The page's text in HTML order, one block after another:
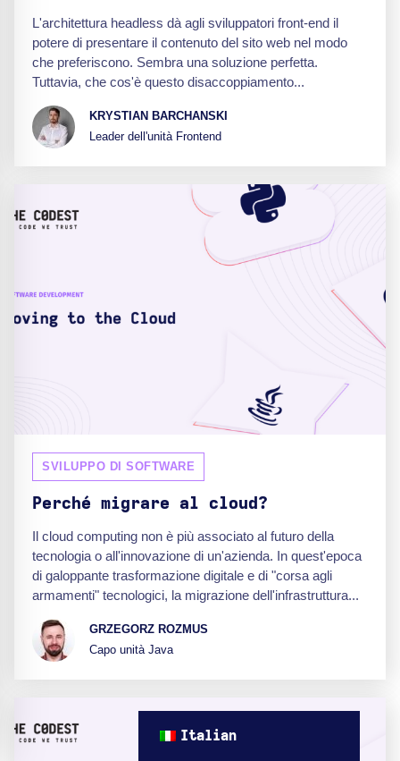
L'architettura headless dà agli sviluppatori front-end il
potere di presentare il contenuto del sito web nel modo
che preferiscono. Sembra una soluzione perfetta.
Tuttavia, che cos'è questo disaccoppiamento...
KRYSTIAN BARCHANSKI
Leader dell'unità Frontend
SVILUPPO DI SOFTWARE
Perché migrare al cloud?
Il cloud computing non è più associato al futuro della
tecnologia o all'innovazione di un'azienda. In quest'epoca
di galoppante trasformazione digitale e di "corsa agli
armamenti" tecnologici, la migrazione dell'infrastruttura...
GRZEGORZ ROZMUS
Capo unità Java
Italian